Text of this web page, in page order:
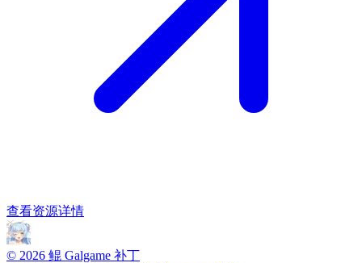
查看资源详情
© 2026 鲲 Galgame 补丁